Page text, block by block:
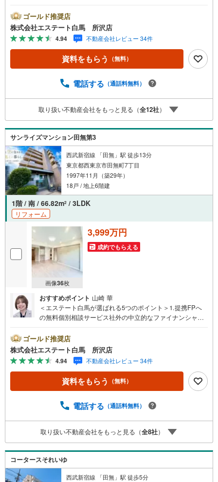
や学費等も含めてシミュレーションをご提案できます2.物
件情報が豊富所沢市を中心にたくさんの情報をご用意して
おります。インターネット広告前の物件も多数取り揃えて
おります。お客様のご希望エリアをお申し付けください。
3.自社グループでリフォーム、新築請負所沢店の3階はリフ
ォーム、注文建築部門の相談スペースです。一級建築士を
て、リフォームや注文建築についてご相談頂けます4.年中
～19:00 この時間はお電話でのお問合わせがスムーズです
5.お子様連れでおこしくださいキッズスペース、授乳室、
オムツ替えベッド、アンパンマンジュースをご用意してお
ります。ご見学ご希望の方は、右上の“室内・現地を見学す
る（無料）をボタンからご予約ください。
ゴールド推奨店
株式会社エステート白馬 所沢店
4.94 不動産会社レビュー 34件
資料をもらう （無料）
電話する （通話料無料）
取り扱い不動産会社をもっと見る（全12社）
サンライズマンション田無第3
西武新宿線 「田無」駅 徒歩13分
東京都西東京市田無町7丁目
1997年11月（築29年）
18戸 / 地上6階建
1階 / 南 / 66.82m2 / 3LDK
リフォーム
画像36枚
3,999万円
成約でもらえる
おすすめポイント 山崎 華
＜エステート白馬が選ばれる5つのポイント＞1.提携FPへ
の無料個別相談サービス社外の中立的なファイナンシャル
や学費等も含めてシミュレーションをご提案できます2.物
件情報が豊富所沢市を中心にたくさんの情報をご用意して
おります。インターネット広告前の物件も多数取り揃えて
おります。お客様のご希望エリアをお申し付けください。
3.自社グループでリフォーム、新築請負所沢店の3階はリフ
ォーム、注文建築部門の相談スペースです。一級建築士を
て、リフォームや注文建築についてご相談頂けます4.年中
～19:00 この時間はお電話でのお問合わせがスムーズです
5.お子様連れでおこしくださいキッズスペース、授乳室、
オムツ替えベッド、アンパンマンジュースをご用意してお
ります。ご見学ご希望の方は、右上の“室内・現地を見学す
る（無料）をボタンからご予約ください。
ゴールド推奨店
株式会社エステート白馬 所沢店
4.94 不動産会社レビュー 34件
資料をもらう （無料）
電話する （通話料無料）
取り扱い不動産会社をもっと見る（全8社）
コータースそれいゆ
西武新宿線 「田無」駅 徒歩5分